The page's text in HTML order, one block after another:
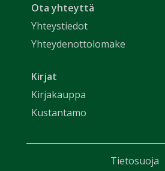
Ota yhteyttä
Yhteystiedot
Yhteydenottolomake
Kirjat
Kirjakauppa
Kustantamo
Tietosuoja